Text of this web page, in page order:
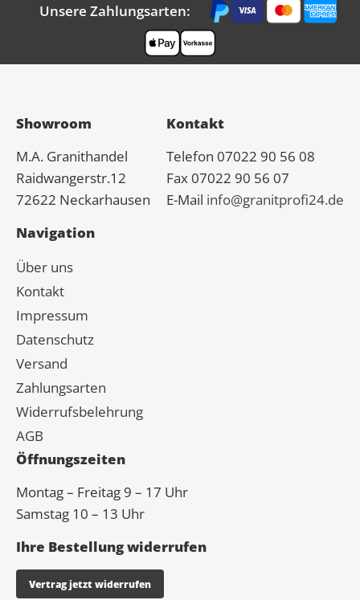
Unsere Zahlungsarten:
Showroom
M.A. Granithandel
Raidwangerstr.12
72622 Neckarhausen
Kontakt
Telefon 07022 90 56 08
Fax 07022 90 56 07
E-Mail info@granitprofi24.de
Navigation
Über uns
Kontakt
Impressum
Datenschutz
Versand
Zahlungsarten
Widerrufsbelehrung
AGB
Öffnungszeiten
Montag – Freitag 9 – 17 Uhr
Samstag 10 – 13 Uhr
Ihre Bestellung widerrufen
Vertrag jetzt widerrufen